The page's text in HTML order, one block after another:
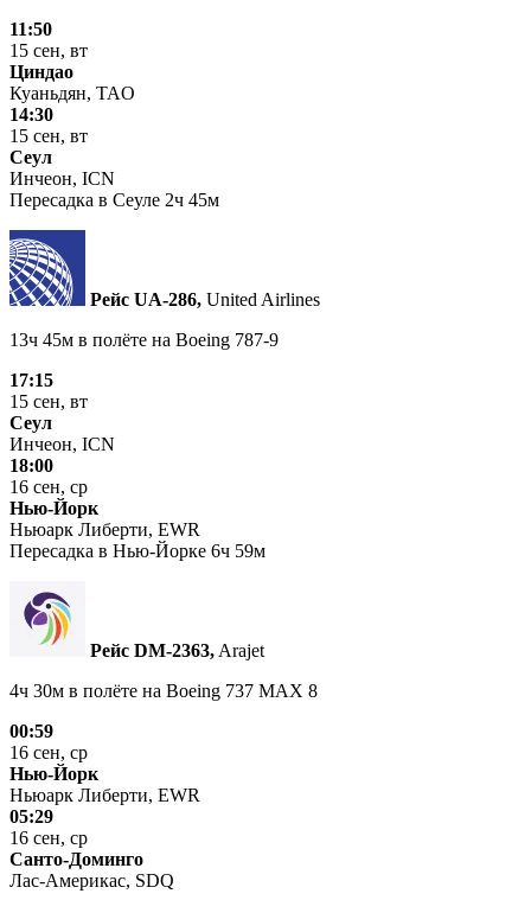
11:50
15 сен, вт
Циндао
Куаньдян, TAO
14:30
15 сен, вт
Сеул
Инчеон, ICN
Пересадка в Сеуле 2ч 45м
Рейс UA‑286, United Airlines
13ч 45м в полёте на Boeing 787-9
17:15
15 сен, вт
Сеул
Инчеон, ICN
18:00
16 сен, ср
Нью-Йорк
Ньюарк Либерти, EWR
Пересадка в Нью-Йорке 6ч 59м
Рейс DM‑2363, Arajet
4ч 30м в полёте на Boeing 737 MAX 8
00:59
16 сен, ср
Нью-Йорк
Ньюарк Либерти, EWR
05:29
16 сен, ср
Санто-Доминго
Лас-Америкас, SDQ